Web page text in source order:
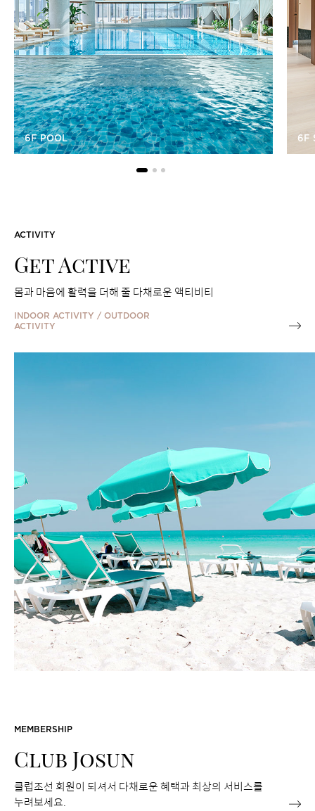
6F POOL 6F
ACTIVITY
Get Active
몸과 마음에 활력을 더해 줄 다채로운 액티비티
INDOOR ACTIVITY / OUTDOOR
ACTIVITY
MEMBERSHIP
Club Josun
클럽조선 회원이 되셔서 다채로운 혜택과 최상의 서비스를
누려보세요.